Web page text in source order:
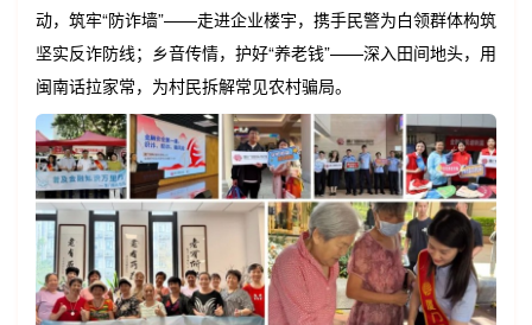
动，筑牢“防诈墙”——走进企业楼宇，携手民警为白领群体构筑
坚实反诈防线；乡音传情，护好“养老钱”——深入田间地头，用
闽南话拉家常，为村民拆解常见农村骗局。